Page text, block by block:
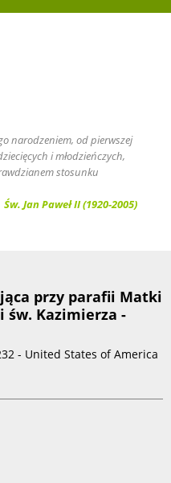
narodzeniem, od pierwszej
i młodzieńczych,
stosunku
Św. Jan Paweł II (1920-2005)
przy parafii Matki
św. Kazimierza -
- United States of America